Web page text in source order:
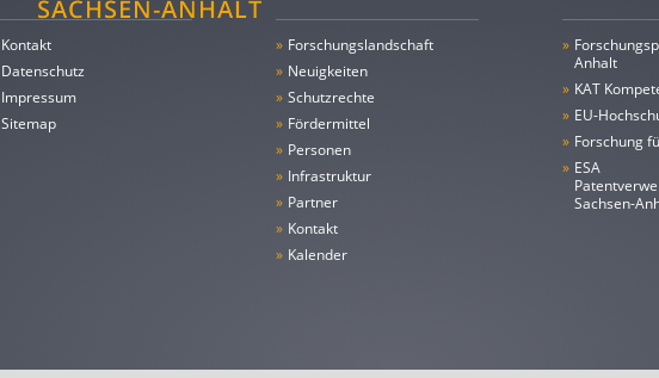
Kontakt
Datenschutz
Impressum
Sitemap
» Forschungs­landschaft
» Neuigkeiten
» Schutzrechte
» Fördermittel
» Personen
» Infrastruktur
» Partner
» Kontakt
» Kalender
»
Anhalt
» KAT
» EU-
» Forschung
» ESA
Sachsen-